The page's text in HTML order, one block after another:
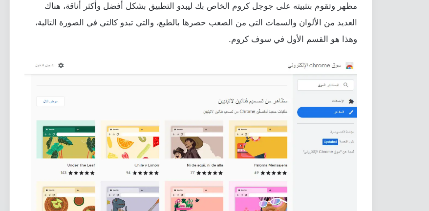
مظهر وتقوم بتثبيته على جوجل كروم الخاص بك ليبدو التطبيق بشكل أفضل وأكثر أناقة، هناك
العديد من الألوان والسمات التي من الصعب حصرها بالطبع، والتي تبدو كالتي في الصورة التالية،
وهذا هو القسم الأول في سوف كروم.